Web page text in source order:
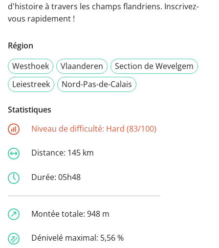
d'histoire à travers les champs flandriens. Inscrivez-
vous rapidement !
Région
Westhoek
Vlaanderen
Section de Wevelgem
Leiestreek
Nord-Pas-de-Calais
Statistiques
Niveau de difficulté: Hard (83/100)
Distance: 145 km
Durée: 05h48
Montée totale: 948 m
Dénivelé maximal: 5,56 %